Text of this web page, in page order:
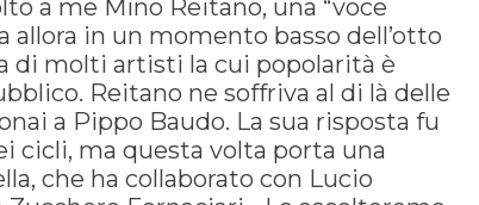
a me Mino Reitano, una “voce
allora in un momento basso dell’otto
di molti artisti la cui popolarità è
Reitano ne soffriva al di là delle
a Pippo Baudo. La sua risposta fu
cicli, ma questa volta porta una
che ha collaborato con Lucio